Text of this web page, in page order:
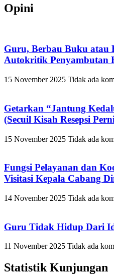
Opini
Guru, Berbau Buku atau
Autokritik Penyambutan
15 November 2025 Tidak ada
Getarkan “Jantung
(Secuil Kisah Resepsi
15 November 2025 Tidak ada
Fungsi Pelayanan dan
Visitasi Kepala Cabang
14 November 2025 Tidak ada
Guru Tidak Hidup Dari
11 November 2025 Tidak ada
Statistik Kunjungan